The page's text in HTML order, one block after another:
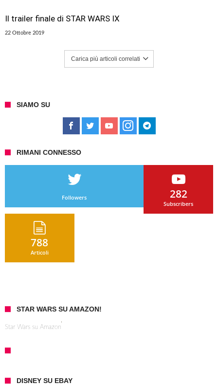
Il trailer finale di STAR WARS IX
22 Ottobre 2019
Carica più articoli correlati
SIAMO SU
RIMANI CONNESSO
Followers 282
Subscribers
788
Articoli
STAR WARS SU AMAZON!
Star Wars su Amazon
DISNEY SU EBAY